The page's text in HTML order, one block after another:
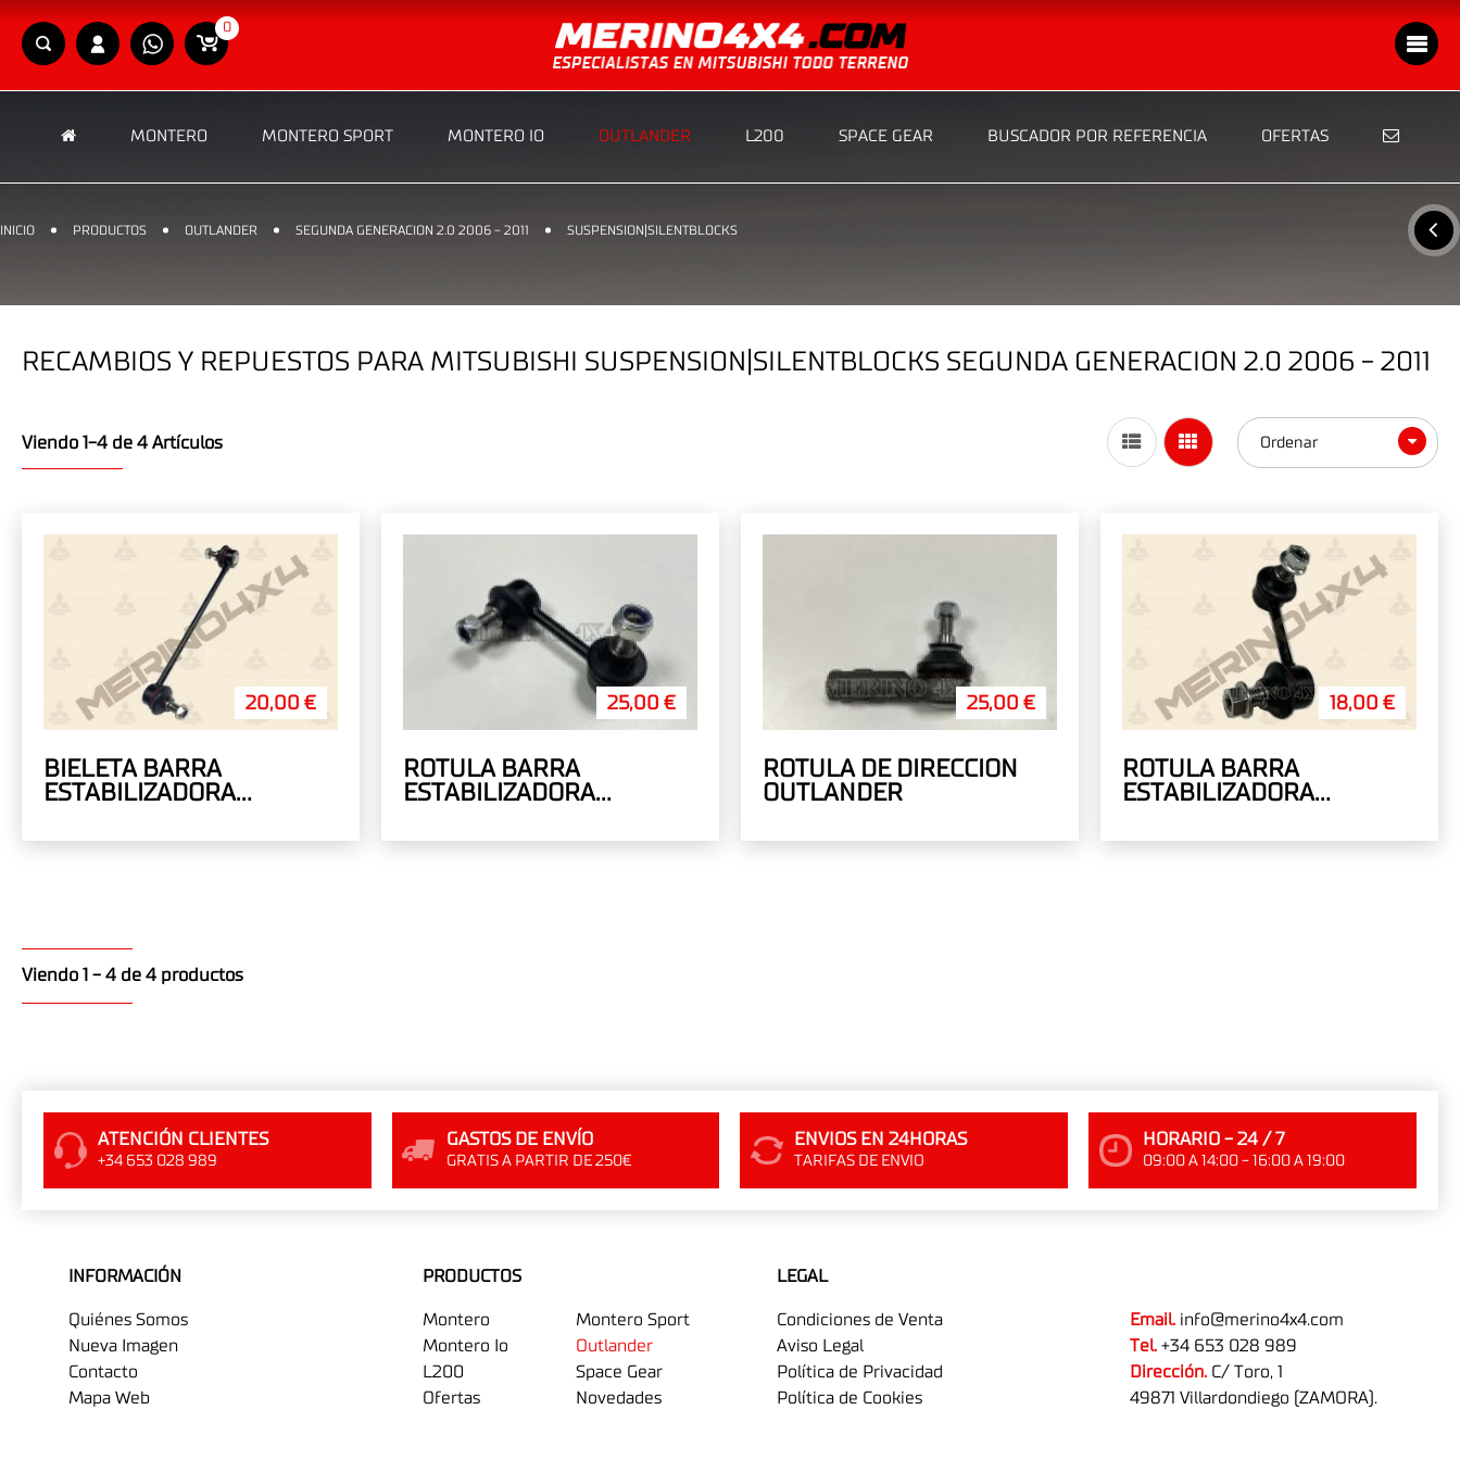
0
MONTERO MONTERO SPORT MONTERO IO OUTLANDER L200 SPACE GEAR BUSCADOR POR REFERENCIA OFERTAS
INICIO PRODUCTOS OUTLANDER SEGUNDA GENERACION 2.0 2006 - 2011 SUSPENSION|SILENTBLOCKS
RECAMBIOS Y REPUESTOS PARA MITSUBISHI SUSPENSION|SILENTBLOCKS SEGUNDA GENERACION 2.0 2006 - 2011
Viendo 1-4 de 4 Artículos Ordenar
20,00 €
BIELETA BARRA
ESTABILIZADORA
25,00 €
ROTULA BARRA
ESTABILIZADORA
OUTLANDER
25,00 €
ROTULA DE DIRECCION
OUTLANDER
18,00 €
ROTULA BARRA
ESTABILIZADORA
OUTLANDER
Viendo 1 - 4 de 4 productos
ATENCIÓN CLIENTES
+34 653 028 989
GASTOS DE ENVÍO
GRATIS A PARTIR DE 250€
ENVIOS EN 24HORAS
TARIFAS DE ENVIO
HORARIO - 24 / 7
09:00 A 14:00 - 16:00 A 19:00
INFORMACIÓN
Quiénes Somos
Nueva Imagen
Contacto
Mapa Web
PRODUCTOS
Montero
Montero Sport
Montero Io
Outlander
L200
Space Gear
Ofertas
Novedades
LEGAL
Condiciones de Venta
Aviso Legal
Política de Privacidad
Política de Cookies
Email. info@merino4x4.com
Tel. +34 653 028 989
Dirección. C/ Toro, 1
49871 Villardondiego (ZAMORA).